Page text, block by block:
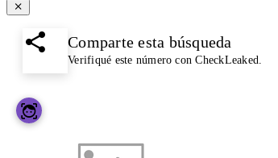
Comparte esta búsqueda
Verifiqué este número con CheckLeaked.